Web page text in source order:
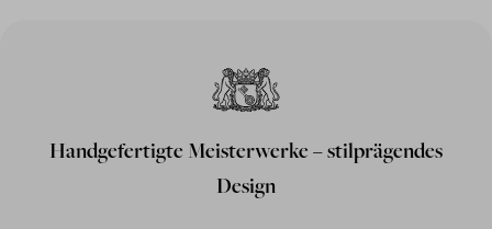
Handgefertigte Meisterwerke – stilprägendes
Design